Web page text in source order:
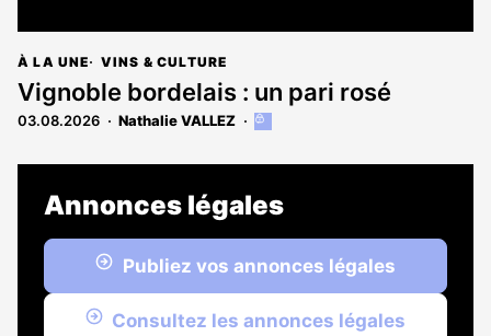
À LA UNE VINS & CULTURE
Vignoble bordelais : un pari rosé
03.08.2026 Nathalie VALLEZ
Cet
est
aux
Annonces légales
Publiez vos annonces légales
Consultez les annonces légales